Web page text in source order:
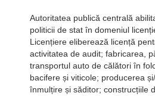
Autoritatea publică centrală
politicii de stat în domeniul
Licențiere eliberează licență
activitatea de audit; fabricarea,
transportul auto de călători în
bacifere și viticole; producerea
înmulțire și săditor; construcțiile